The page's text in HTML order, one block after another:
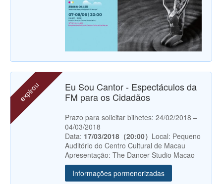
expirou
Eu Sou Cantor - Espectáculos da
FM para os Cidadãos
Prazo para solicitar bilhetes: 24/02/2018 –
04/03/2018
Data: 17/03/2018（20:00） Local: Pequeno
Auditório do Centro Cultural de Macau
Apresentação: The Dancer Studio Macao
Informações pormenorizadas